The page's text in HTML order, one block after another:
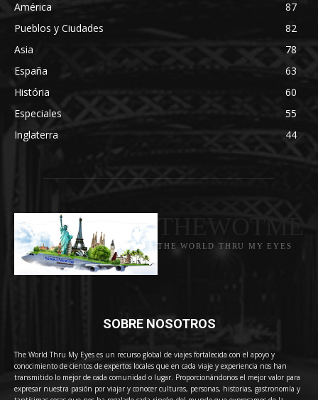
América
87
Pueblos y Ciudades
82
Asia
78
España
63
História
60
Especiales
55
Inglaterra
44
THE WORLD THRU MY EYES
SOBRE NOSOTROS
The World Thru My Eyes es un recurso global de viajes fortalecida con el apoyo y
conocimiento de cientos de expertos locales que en cada viaje y experiencia nos han
transmitido lo mejor de cada comunidad o lugar. Proporcionándonos el mejor valor para
expresar nuestra pasión por viajar y conocer culturas, personas, historias, gastronomía y